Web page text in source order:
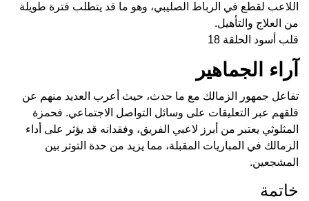
اللاعب لقطع في الرباط الصليبي، وهو ما قد يتطلب فترة طويلة
من العلاج والتأهيل.
قلب أسود الحلقة 18
آراء الجماهير
تفاعل جمهور الزمالك مع ما حدث، حيث أعرب العديد منهم عن
قلقهم عبر التعليقات على وسائل التواصل الاجتماعي. فحمزة
المثلوثي يعتبر من أبرز لاعبي الفريق، وفقدانه قد يؤثر على أداء
الزمالك في المباريات المقبلة، مما يزيد من حدة التوتر بين
المشجعين.
خاتمة